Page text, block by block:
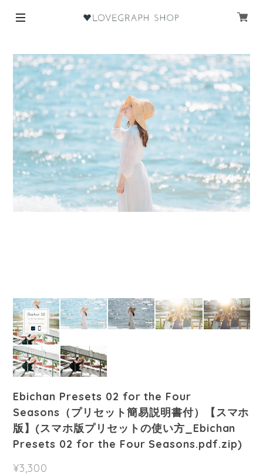
Ebichan Presets 02 for the Four
Seasons（プリセット簡易説明書付）【スマホ
版】(スマホ版プリセットの使い方_Ebichan
Presets 02 for the Four Seasons.pdf.zip)
¥3,300